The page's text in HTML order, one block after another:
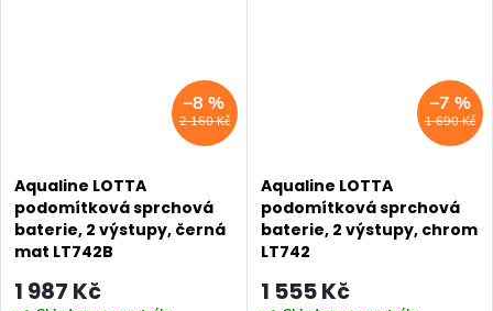
2 160 Kč
–8 %
Aqualine LOTTA
podomítková sprchová
baterie, 2 výstupy, černá
mat LT742B
1 987 Kč
1 690 Kč
–7 %
Aqualine LOTTA
podomítková sprchová
baterie, 2 výstupy, chrom
LT742
1 555 Kč